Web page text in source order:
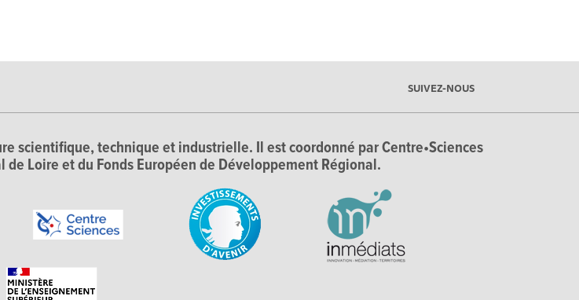
SUIVEZ-NOUS
scientifique, technique et industrielle. Il est coordonné par Centre•Sciences
Loire et du Fonds Européen de Développement Régional.